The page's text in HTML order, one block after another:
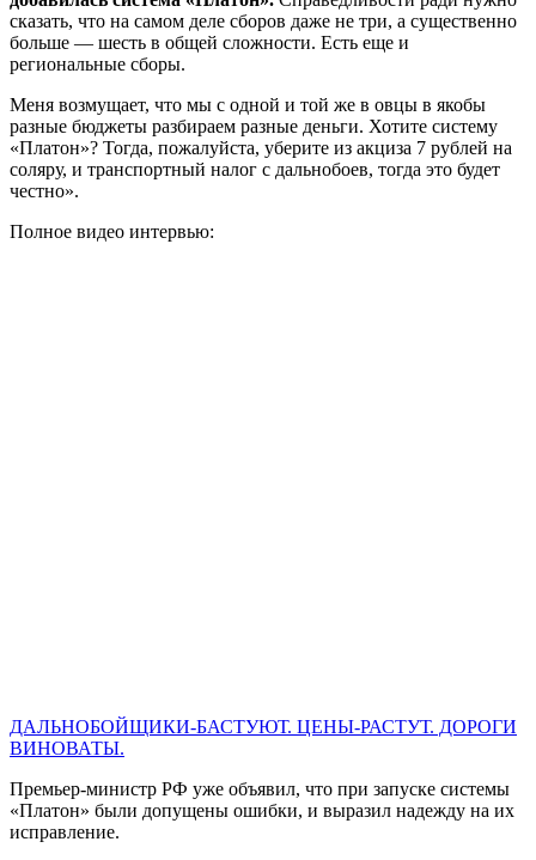
сказать, что на самом деле сборов даже не три, а существенно
больше — шесть в общей сложности. Есть еще и
региональные сборы.
Меня возмущает, что мы с одной и той же в овцы в якобы
разные бюджеты разбираем разные деньги. Хотите систему
«Платон»? Тогда, пожалуйста, уберите из акциза 7 рублей на
соляру, и транспортный налог с дальнобоев, тогда это будет
честно».
Полное видео интервью:
ДАЛЬНОБОЙЩИКИ-БАСТУЮТ. ЦЕНЫ-РАСТУТ. ДОРОГИ
ВИНОВАТЫ.
Премьер-министр РФ уже объявил, что при запуске системы
«Платон» были допущены ошибки, и выразил надежду на их
исправление.